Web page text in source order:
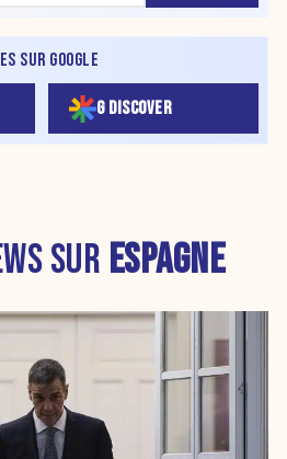
SUR GOOGLE
G DISCOVER
SUR ESPAGNE